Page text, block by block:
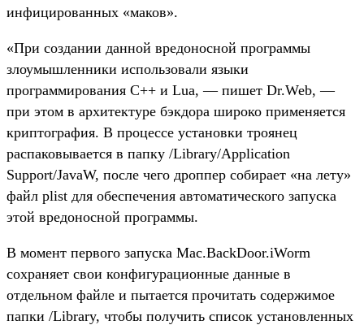
инфицированных «маков».
«При создании данной вредоносной программы
злоумышленники использовали языки
программирования С++ и Lua, — пишет Dr.Web, —
при этом в архитектуре бэкдора широко применяется
криптография. В процессе установки троянец
распаковывается в папку /Library/Application
Support/JavaW, после чего дроппер собирает «на лету»
файл plist для обеспечения автоматического запуска
этой вредоносной программы.
В момент первого запуска Mac.BackDoor.iWorm
сохраняет свои конфигурационные данные в
отдельном файле и пытается прочитать содержимое
папки /Library, чтобы получить список установленных